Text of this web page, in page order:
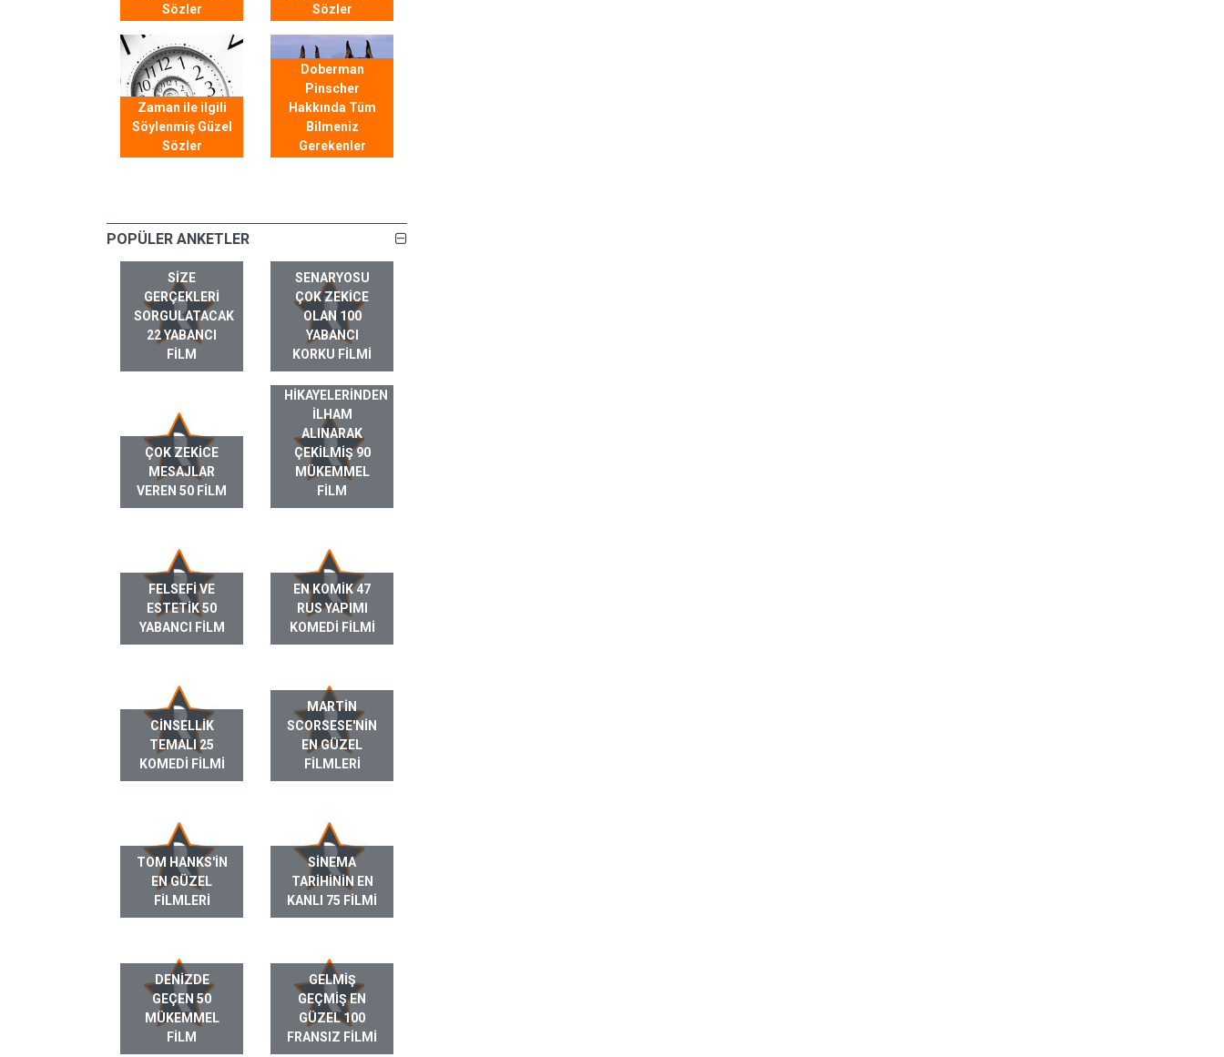
Sözler
Sözler
Zaman ile ilgili
Söylenmiş Güzel
Sözler
Doberman
Pinscher
Hakkında Tüm
Bilmeniz
Gerekenler
POPÜLER ANKETLER
SIZE
GERÇEKLERI
SORGULATACAK
22 YABANCI
FILM
SENARYOSU
ÇOK ZEKICE
OLAN 100
YABANCI
KORKU FILMI
ÇOK ZEKICE
MESAJLAR
VEREN 50 FILM
GERÇEK HAYAT
HIKAYELERINDEN
ILHAM
ALINARAK
ÇEKILMIŞ 90
MÜKEMMEL
FILM
FELSEFI VE
ESTETIK 50
YABANCI FILM
EN KOMIK 47
RUS YAPIMI
KOMEDI FILMI
CINSELLIK
TEMALI 25
KOMEDI FILMI
MARTIN
SCORSESE'NIN
EN GÜZEL
FILMLERI
TOM HANKS'IN
EN GÜZEL
FILMLERI
SINEMA
TARIHININ EN
KANLI 75 FILMI
DENIZDE
GEÇEN 50
MÜKEMMEL
FILM
GELMIŞ
GEÇMIŞ EN
GÜZEL 100
FRANSIZ FILMI